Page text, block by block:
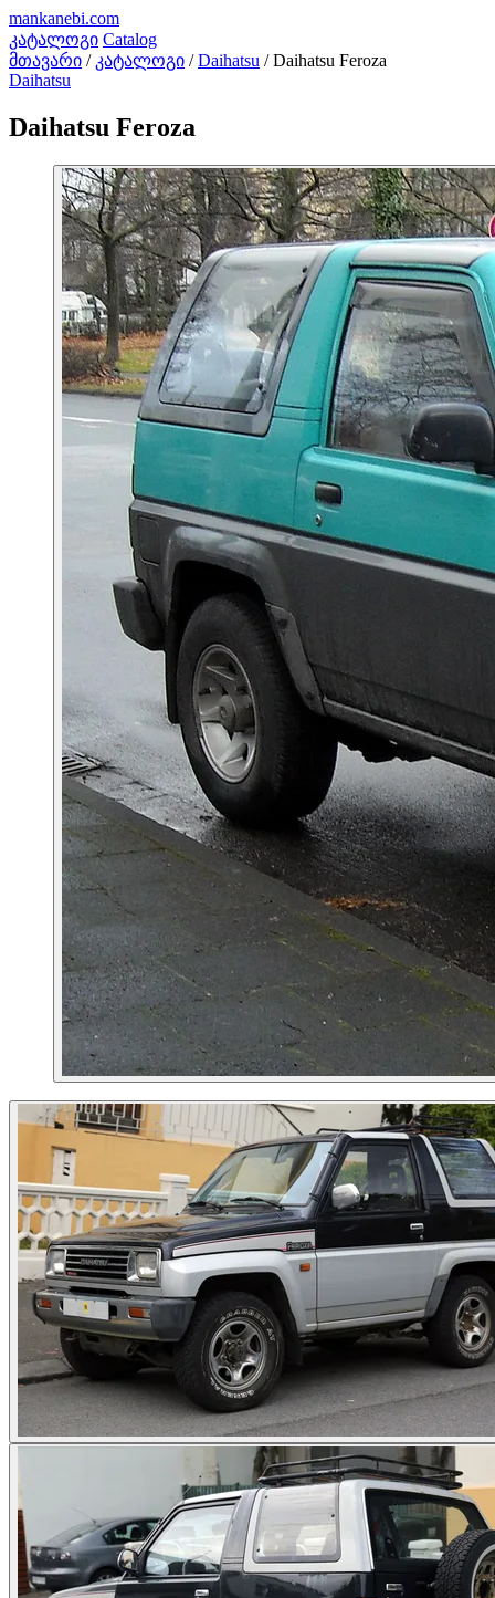
mankanebi.com
კატალოგი Catalog
მთავარი / კატალოგი / Daihatsu / Daihatsu Feroza
Daihatsu
Daihatsu Feroza